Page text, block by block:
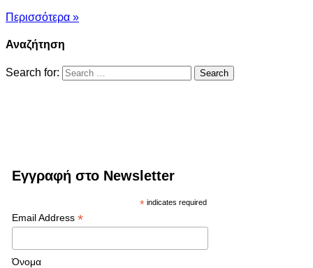
Περισσότερα »
Αναζήτηση
Search for:
Εγγραφή στο Newsletter
* indicates required
Email Address *
Όνομα